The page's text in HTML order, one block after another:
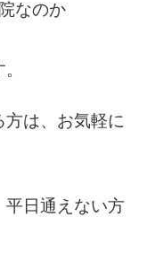
なのか
方は、お気軽に
日通えない方